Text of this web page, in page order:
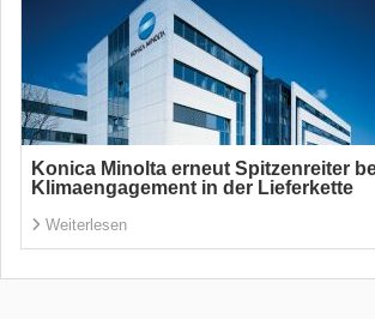
Konica Minolta erneut Spitzenreiter
Klimaengagement in der Lieferkette
Weiterlesen